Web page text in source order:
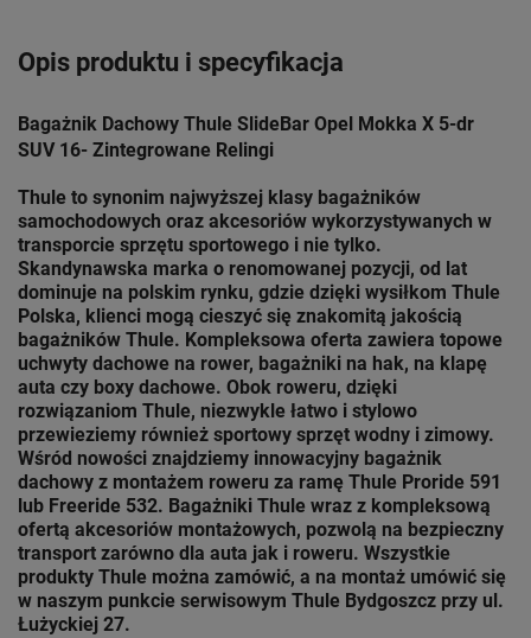
Opis produktu i specyfikacja
Bagażnik Dachowy Thule SlideBar Opel Mokka X 5-dr
SUV 16- Zintegrowane Relingi
Thule to synonim najwyższej klasy bagażników
samochodowych oraz akcesoriów wykorzystywanych w
transporcie sprzętu sportowego i nie tylko.
Skandynawska marka o renomowanej pozycji, od lat
dominuje na polskim rynku, gdzie dzięki wysiłkom Thule
Polska, klienci mogą cieszyć się znakomitą jakością
bagażników Thule. Kompleksowa oferta zawiera topowe
uchwyty dachowe na rower, bagażniki na hak, na klapę
auta czy boxy dachowe. Obok roweru, dzięki
rozwiązaniom Thule, niezwykle łatwo i stylowo
przewieziemy również sportowy sprzęt wodny i zimowy.
Wśród nowości znajdziemy innowacyjny bagażnik
dachowy z montażem roweru za ramę Thule Proride 591
lub Freeride 532. Bagażniki Thule wraz z kompleksową
ofertą akcesoriów montażowych, pozwolą na bezpieczny
transport zarówno dla auta jak i roweru. Wszystkie
produkty Thule można zamówić, a na montaż umówić się
w naszym punkcie serwisowym Thule Bydgoszcz przy ul.
Łużyckiej 27.